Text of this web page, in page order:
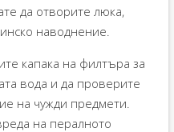
да отворите люка,
наводнение.
капака на филтъра за
вода и да проверите
на чужди предмети.
на пералното